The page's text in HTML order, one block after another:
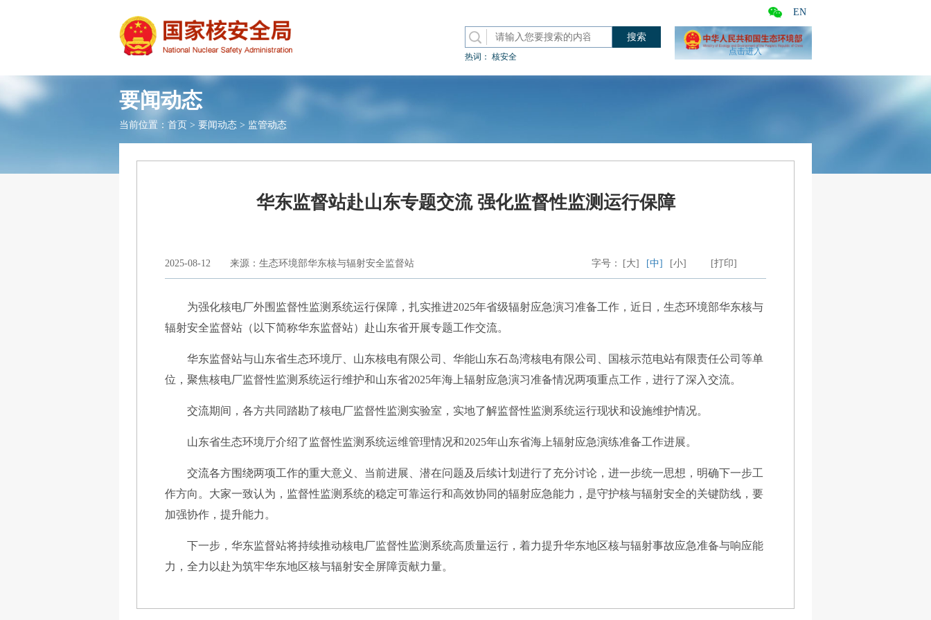
EN
热词： 核安全
点击进入
要闻动态
当前位置： 首页 > 要闻动态 > 监管动态
华东监督站赴山东专题交流 强化监督性监测运行保障
2025-08-12 来源：生态环境部华东核与辐射安全监督站 [打印]
字号： [大] [中] [小]
为强化核电厂外围监督性监测系统运行保障，扎实推进2025年省级辐射应急演习准备工作，近日，生态环境部华东核与
辐射安全监督站（以下简称华东监督站）赴山东省开展专题工作交流。
华东监督站与山东省生态环境厅、山东核电有限公司、华能山东石岛湾核电有限公司、国核示范电站有限责任公司等单
位，聚焦核电厂监督性监测系统运行维护和山东省2025年海上辐射应急演习准备情况两项重点工作，进行了深入交流。
交流期间，各方共同踏勘了核电厂监督性监测实验室，实地了解监督性监测系统运行现状和设施维护情况。
山东省生态环境厅介绍了监督性监测系统运维管理情况和2025年山东省海上辐射应急演练准备工作进展。
交流各方围绕两项工作的重大意义、当前进展、潜在问题及后续计划进行了充分讨论，进一步统一思想，明确下一步工
作方向。大家一致认为，监督性监测系统的稳定可靠运行和高效协同的辐射应急能力，是守护核与辐射安全的关键防线，要
加强协作，提升能力。
下一步，华东监督站将持续推动核电厂监督性监测系统高质量运行，着力提升华东地区核与辐射事故应急准备与响应能
力，全力以赴为筑牢华东地区核与辐射安全屏障贡献力量。